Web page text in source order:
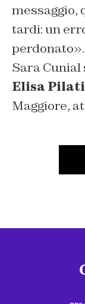
messaggio,
tardi: un
Sara
Elisa Pilati
Maggiore,